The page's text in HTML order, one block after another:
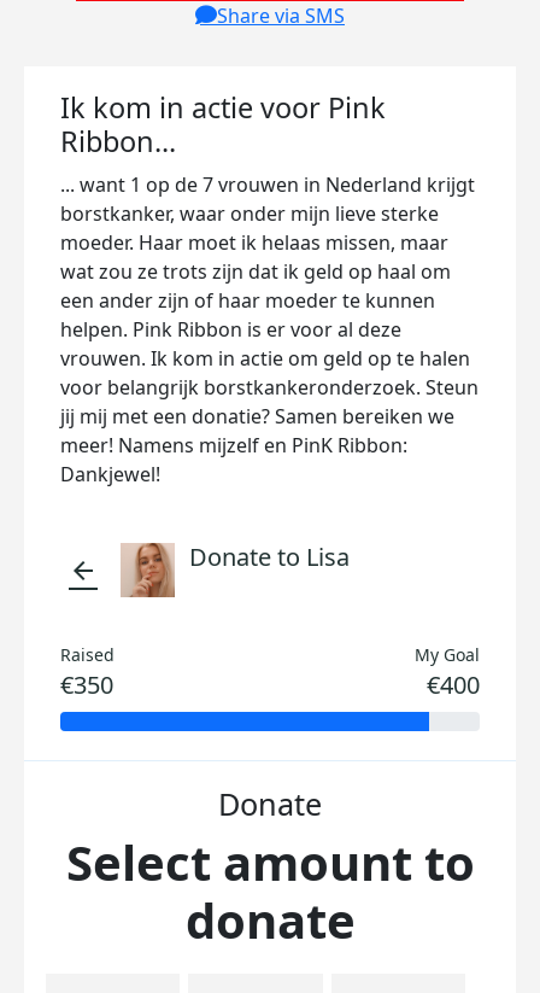
Share via SMS
Ik kom in actie voor Pink
Ribbon...
... want 1 op de 7 vrouwen in Nederland krijgt
borstkanker, waar onder mijn lieve sterke
moeder. Haar moet ik helaas missen, maar
wat zou ze trots zijn dat ik geld op haal om
een ander zijn of haar moeder te kunnen
helpen. Pink Ribbon is er voor al deze
vrouwen. Ik kom in actie om geld op te halen
voor belangrijk borstkankeronderzoek. Steun
jij mij met een donatie? Samen bereiken we
meer! Namens mijzelf en PinK Ribbon:
Dankjewel!
arrow_back Donate to Lisa
Raised
€350
My Goal
€400
Donate
Select amount to
donate